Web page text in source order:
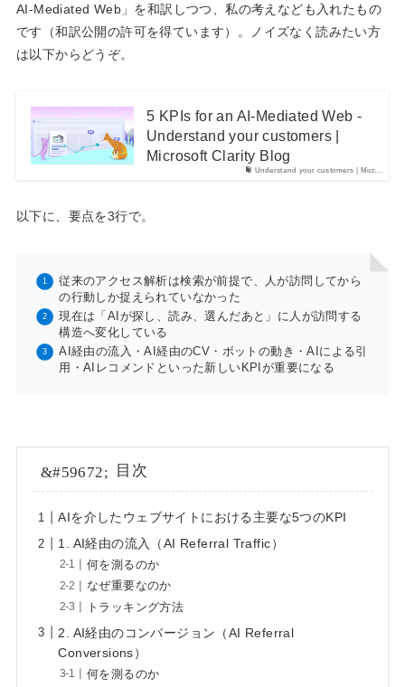
AI-Mediated Web」を和訳しつつ、私の考えなども入れたもの
です（和訳公開の許可を得ています）。ノイズなく読みたい方
は以下からどうぞ。
Understand your customers | Micr...
5 KPIs for an AI-Mediated Web -
Understand your customers |
Microsoft Clarity Blog
以下に、要点を3行で。
従来のアクセス解析は検索が前提で、人が訪問してから
の行動しか捉えられていなかった
現在は「AIが探し、読み、選んだあと」に人が訪問する
構造へ変化している
AI経由の流入・AI経由のCV・ボットの動き・AIによる引
用・AIレコメンドといった新しいKPIが重要になる
目次
AIを介したウェブサイトにおける主要な5つのKPI
1. AI経由の流入（AI Referral Traffic）
何を測るのか
なぜ重要なのか
トラッキング方法
2. AI経由のコンバージョン（AI Referral
Conversions）
何を測るのか